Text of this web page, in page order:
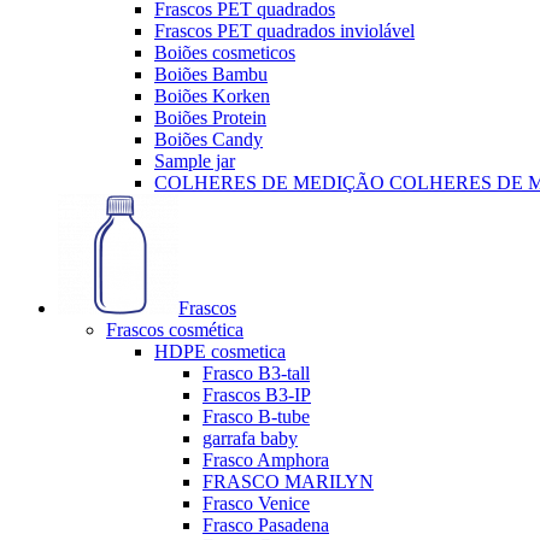
Frascos PET quadrados
Frascos PET quadrados inviolável
Boiões cosmeticos
Boiões Bambu
Boiões Korken
Boiões Protein
Boiões Candy
Sample jar
COLHERES DE MEDIÇÃO COLHERES DE
Frascos
Frascos cosmética
HDPE cosmetica
Frasco B3-tall
Frascos B3-IP
Frasco B-tube
garrafa baby
Frasco Amphora
FRASCO MARILYN
Frasco Venice
Frasco Pasadena